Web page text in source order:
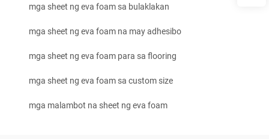
mga sheet ng eva foam sa bulaklakan
mga sheet ng eva foam na may adhesibo
mga sheet ng eva foam para sa flooring
mga sheet ng eva foam sa custom size
mga malambot na sheet ng eva foam